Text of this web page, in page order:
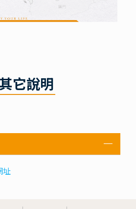
其它說明
址